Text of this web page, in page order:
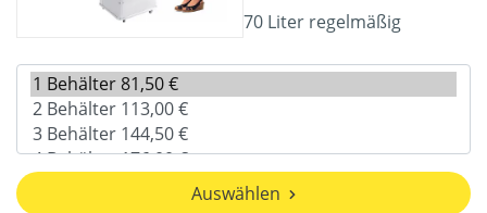
70 Liter regelmäßig
Auswählen